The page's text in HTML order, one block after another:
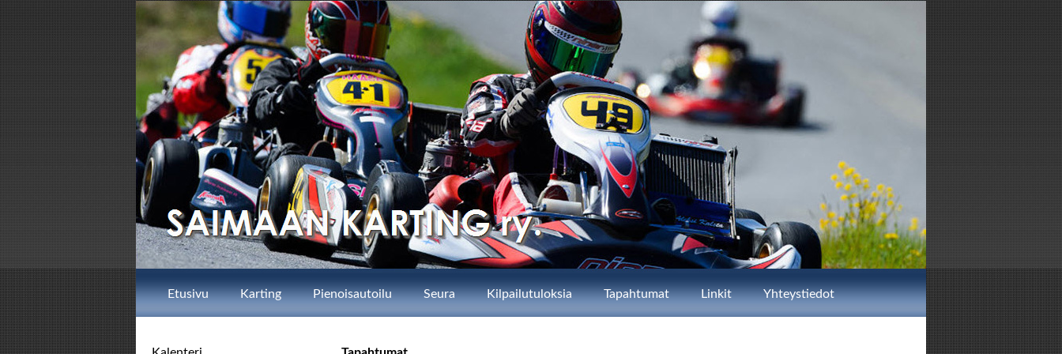
Etusivu Karting Pienoisautoilu Seura Kilpailutuloksia Tapahtumat Linkit Yhteystiedot